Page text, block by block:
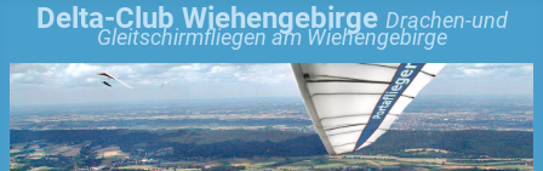
Delta-Club Wiehengebirge Drachen-und
Gleitschirmfliegen am Wiehengebirge